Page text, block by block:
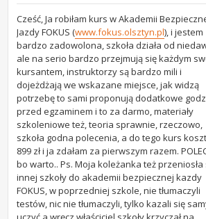
Cześć, Ja robiłam kurs w Akademii
Jazdy FOKUS (www.fokus.olsztyn.pl), i jestem
bardzo zadowolona, szkoła działa od
ale na serio bardzo przejmują się każdym
kursantem, instruktorzy są bardzo mili i
dojeżdżają we wskazane miejsce, jak widzą
potrzebę to sami proponują dodatkowe
przed egzaminem i to za darmo, materiały
szkoleniowe też, teoria sprawnie, rzeczowo,
szkoła godna polecenia, a do tego kurs
899 zł i ja zdałam za pierwszym razem.
bo warto.. Ps. Moja koleżanka też przeniosła
innej szkoły do akademii bezpiecznej kazdy
FOKUS, w poprzedniej szkole, nie tłumaczyli
testów, nic nie tłumaczyli, tylko kazali się